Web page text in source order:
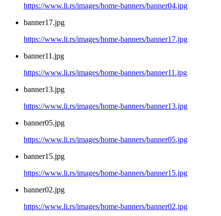
https://www.li.rs/images/home-banners/banner04.jpg
banner17.jpg
https://www.li.rs/images/home-banners/banner17.jpg
banner11.jpg
https://www.li.rs/images/home-banners/banner11.jpg
banner13.jpg
https://www.li.rs/images/home-banners/banner13.jpg
banner05.jpg
https://www.li.rs/images/home-banners/banner05.jpg
banner15.jpg
https://www.li.rs/images/home-banners/banner15.jpg
banner02.jpg
https://www.li.rs/images/home-banners/banner02.jpg